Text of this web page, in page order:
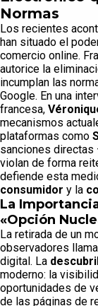
Normas
Los recientes
han situado el
comercio online.
autorice la
incumplan las
Google. En una
francesa,
mecanismos
plataformas como
sanciones
violan de forma
defiende esta
consumidor y la
La
«Opción
La retirada de un
observadores
digital. La
moderno: la
oportunidades de
de las páginas de